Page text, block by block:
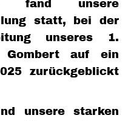
fand unsere
statt, bei der
unseres 1.
Gombert auf ein
zurückgeblickt
unsere starken